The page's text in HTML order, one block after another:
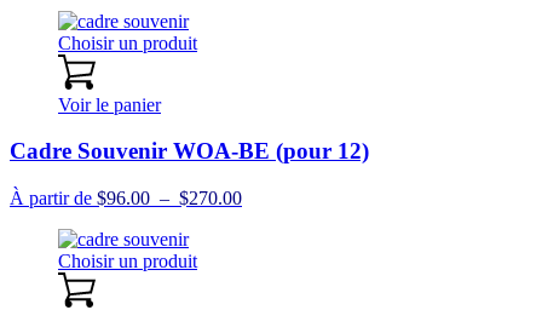
Choisir un produit
Voir le panier
Cadre Souvenir WOA-BE (pour 12)
À partir de $96.00 – $270.00Plage
Choisir un produit